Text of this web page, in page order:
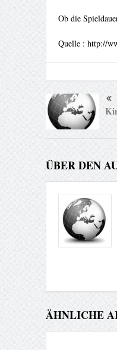
Ob die
Quelle : http://
ÜBER DEN
ÄHNLICHE